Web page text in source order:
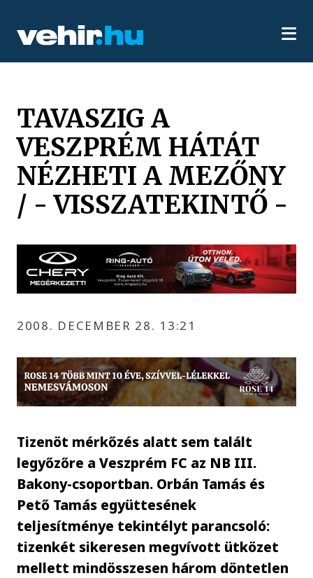
TAVASZIG A
VESZPRÉM HÁTÁT
NÉZHETI A MEZŐNY
/ - VISSZATEKINTŐ -
2008. DECEMBER 28. 13:21
Tizenöt mérkőzés alatt sem talált
legyőzőre a Veszprém FC az NB III.
Bakony-csoportban. Orbán Tamás és
Pető Tamás együttesének
teljesítménye tekintélyt parancsoló:
tizenkét sikeresen megvívott ütközet
mellett mindösszesen három döntetlen